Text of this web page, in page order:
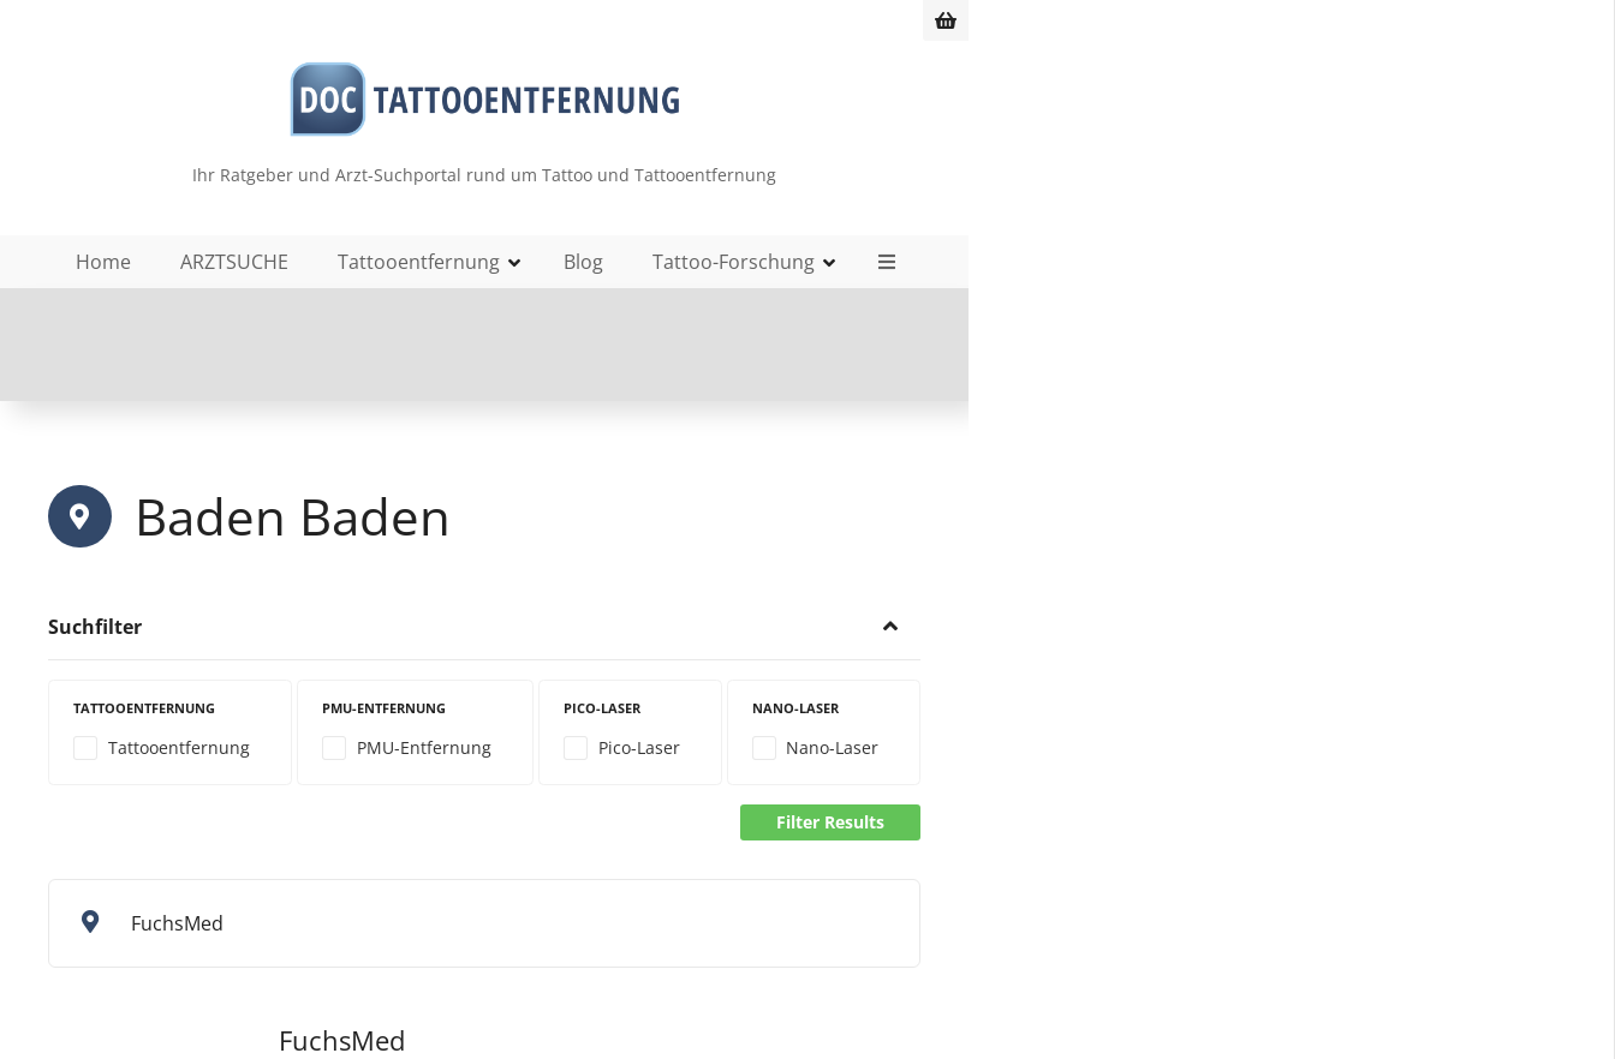
Ihr Ratgeber und Arzt-Suchportal rund um Tattoo und Tattooentfernung
Home ARZTSUCHE Tattooentfernung Blog Tattoo-Forschung
Baden Baden
Suchfilter
TATTOOENTFERNUNG
Tattooentfernung
PMU-ENTFERNUNG
PMU-Entfernung
PICO-LASER
Pico-Laser
NANO-LASER
Nano-Laser
Filter Results
FuchsMed
FuchsMed